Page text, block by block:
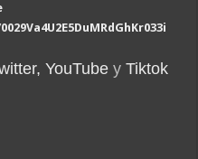
YouTube yTiktok